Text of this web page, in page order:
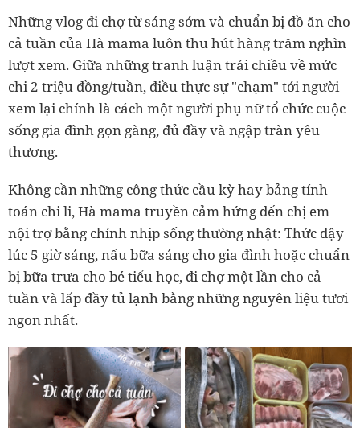
Những vlog đi chợ từ sáng sớm và chuẩn bị đồ ăn cho
cả tuần của Hà mama luôn thu hút hàng trăm nghìn
lượt xem. Giữa những tranh luận trái chiều về mức
chi 2 triệu đồng/tuần, điều thực sự "chạm" tới người
xem lại chính là cách một người phụ nữ tổ chức cuộc
sống gia đình gọn gàng, đủ đầy và ngập tràn yêu
thương.
Không cần những công thức cầu kỳ hay bảng tính
toán chi li,Hà mama truyền cảm hứng đến chị em
nội trợ bằng chính nhịp sống thường nhật: Thức dậy
lúc 5 giờ sáng, nấu bữa sáng cho gia đình hoặc chuẩn
bị bữa trưa cho bé tiểu học, đi chợ một lần cho cả
tuần và lấp đầy tủ lạnh bằng những nguyên liệu tươi
ngon nhất.